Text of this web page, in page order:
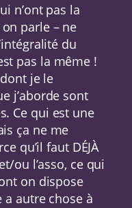
n’ont pas la
parle – ne
du
pas la même !
je le
j’aborde sont
Ce qui est une
ça ne me
qu’il faut DÉJÀ
ou l’asso, ce qui
on dispose
a autre chose à